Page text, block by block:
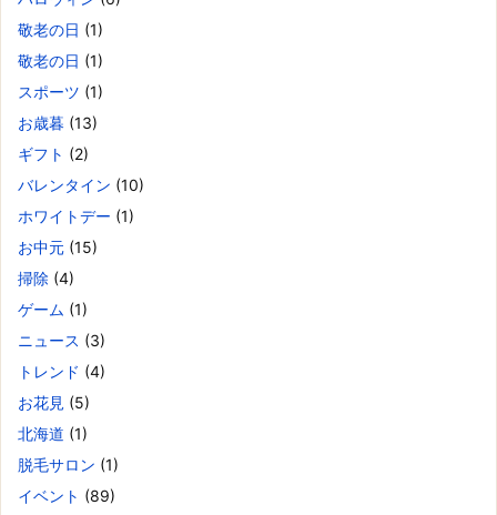
敬老の日 (1)
敬老の日 (1)
スポーツ (1)
お歳暮 (13)
ギフト (2)
バレンタイン (10)
ホワイトデー (1)
お中元 (15)
掃除 (4)
ゲーム (1)
ニュース (3)
トレンド (4)
お花見 (5)
北海道 (1)
脱毛サロン (1)
イベント (89)